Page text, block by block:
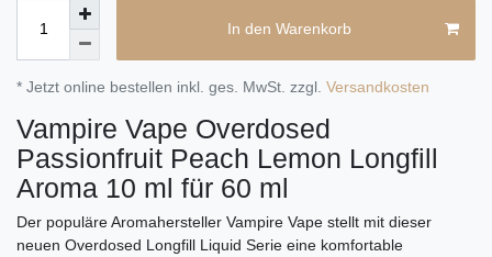
In den Warenkorb
* Jetzt online bestellen inkl. ges. MwSt. zzgl. Versandkosten
Vampire Vape Overdosed
Passionfruit Peach Lemon Longfill
Aroma 10 ml für 60 ml
Der populäre Aromahersteller Vampire Vape stellt mit dieser
neuen Overdosed Longfill Liquid Serie eine komfortable